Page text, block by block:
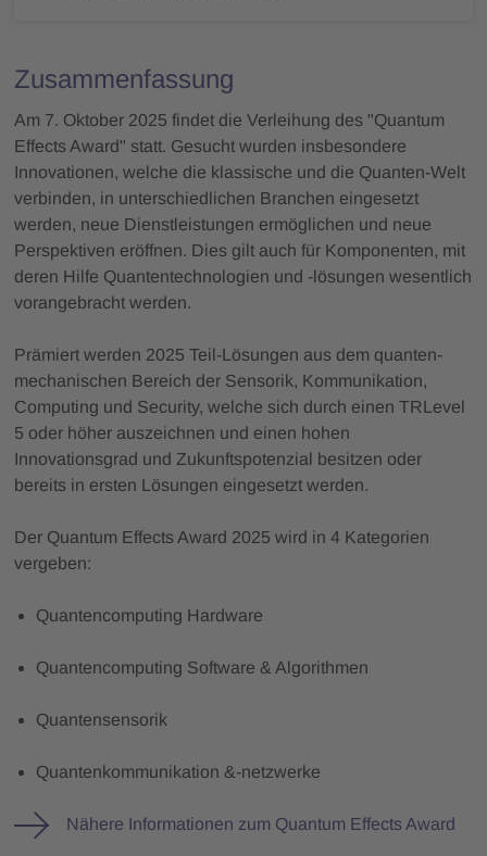
Zusammenfassung
Am 7. Oktober 2025 findet die Verleihung des "Quantum
Effects Award" statt. Gesucht wurden insbesondere
Innovationen, welche die klassische und die Quanten-Welt
verbinden, in unterschiedlichen Branchen eingesetzt
werden, neue Dienstleistungen ermöglichen und neue
Perspektiven eröffnen. Dies gilt auch für Komponenten, mit
deren Hilfe Quantentechnologien und -lösungen wesentlich
vorangebracht werden.
Prämiert werden 2025 Teil-Lösungen aus dem quanten-
mechanischen Bereich der Sensorik, Kommunikation,
Computing und Security, welche sich durch einen TRLevel
5 oder höher auszeichnen und einen hohen
Innovationsgrad und Zukunftspotenzial besitzen oder
bereits in ersten Lösungen eingesetzt werden.
Der Quantum Effects Award 2025 wird in 4 Kategorien
vergeben:
Quantencomputing Hardware
Quantencomputing Software & Algorithmen
Quantensensorik
Quantenkommunikation &-netzwerke
Nähere Informationen zum Quantum Effects Award